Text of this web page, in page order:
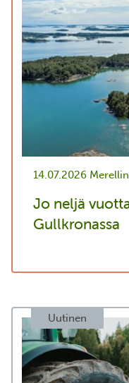
14.07.2026
Jo neljä
Gullkronassa
Uutinen